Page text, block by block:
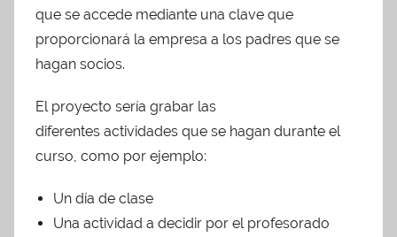
i
A
que se accede mediante una clave que
proporcionará la empresa a los padres que se
hagan socios.
El proyecto sería grabar las
diferentes actividades que se hagan durante el
curso, como por ejemplo:
Un día de clase
Una actividad a decidir por el profesorado